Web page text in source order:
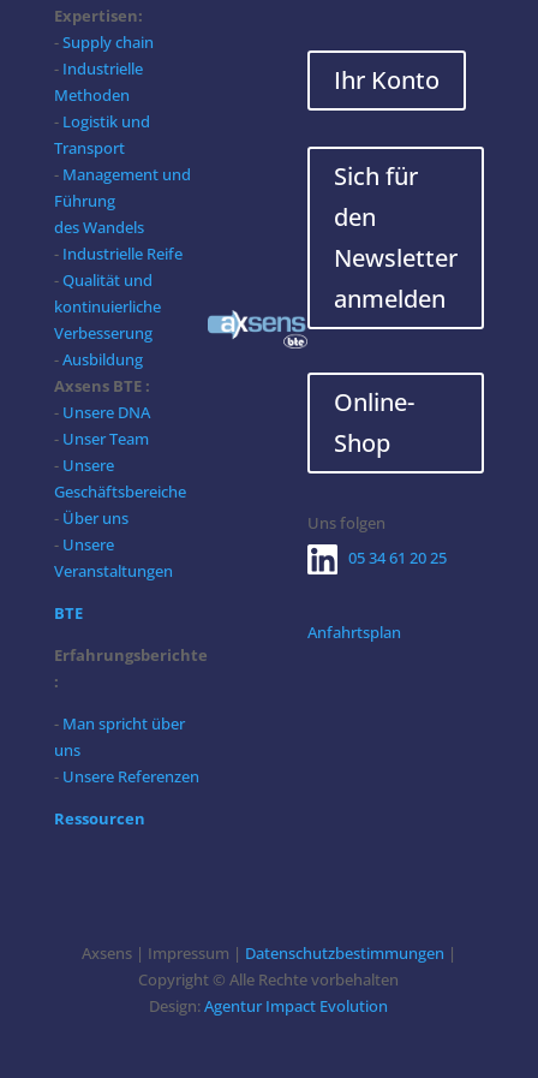
Expertisen:
-Supply chain
- Industrielle
Methoden
- Logistik und
Transport
- Management und
Führung
des Wandels
- Industrielle Reife
-Qualität und
kontinuierliche
Verbesserung
-Ausbildung
Axsens BTE :
- Unsere DNA
- Unser Team
- Unsere
Geschäftsbereiche
- Über uns
- Unsere
Veranstaltungen
BTE
Erfahrungsberichte
:
- Man spricht über
uns
- Unsere Referenzen
Ressourcen
Ihr Konto
Sich für
den
Newsletter
anmelden
Online-
Shop
Uns folgen
05 34 61 20 25
Anfahrtsplan
Axsens | Impressum | Datenschutzbestimmungen |
Copyright © Alle Rechte vorbehalten
Design:Agentur Impact Evolution